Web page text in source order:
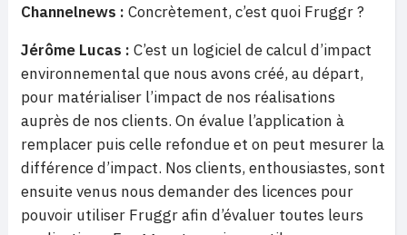
Channelnews : Concrètement, c’est quoi Fruggr ?
Jérôme Lucas : C’est un logiciel de calcul d’impact
environnemental que nous avons créé, au départ,
pour matérialiser l’impact de nos réalisations
auprès de nos clients. On évalue l’application à
remplacer puis celle refondue et on peut mesurer la
différence d’impact. Nos clients, enthousiastes, sont
ensuite venus nous demander des licences pour
pouvoir utiliser Fruggr afin d’évaluer toutes leurs